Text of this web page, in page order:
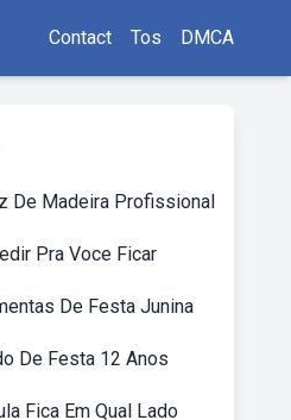
Contact Tos DMCA
De Madeira Profissional
Pra Voce Ficar
De Festa Junina
De Festa 12 Anos
Fica Em Qual Lado